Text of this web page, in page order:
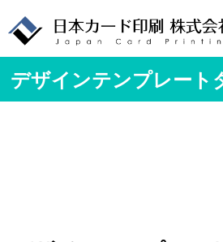
デザインテンプレート